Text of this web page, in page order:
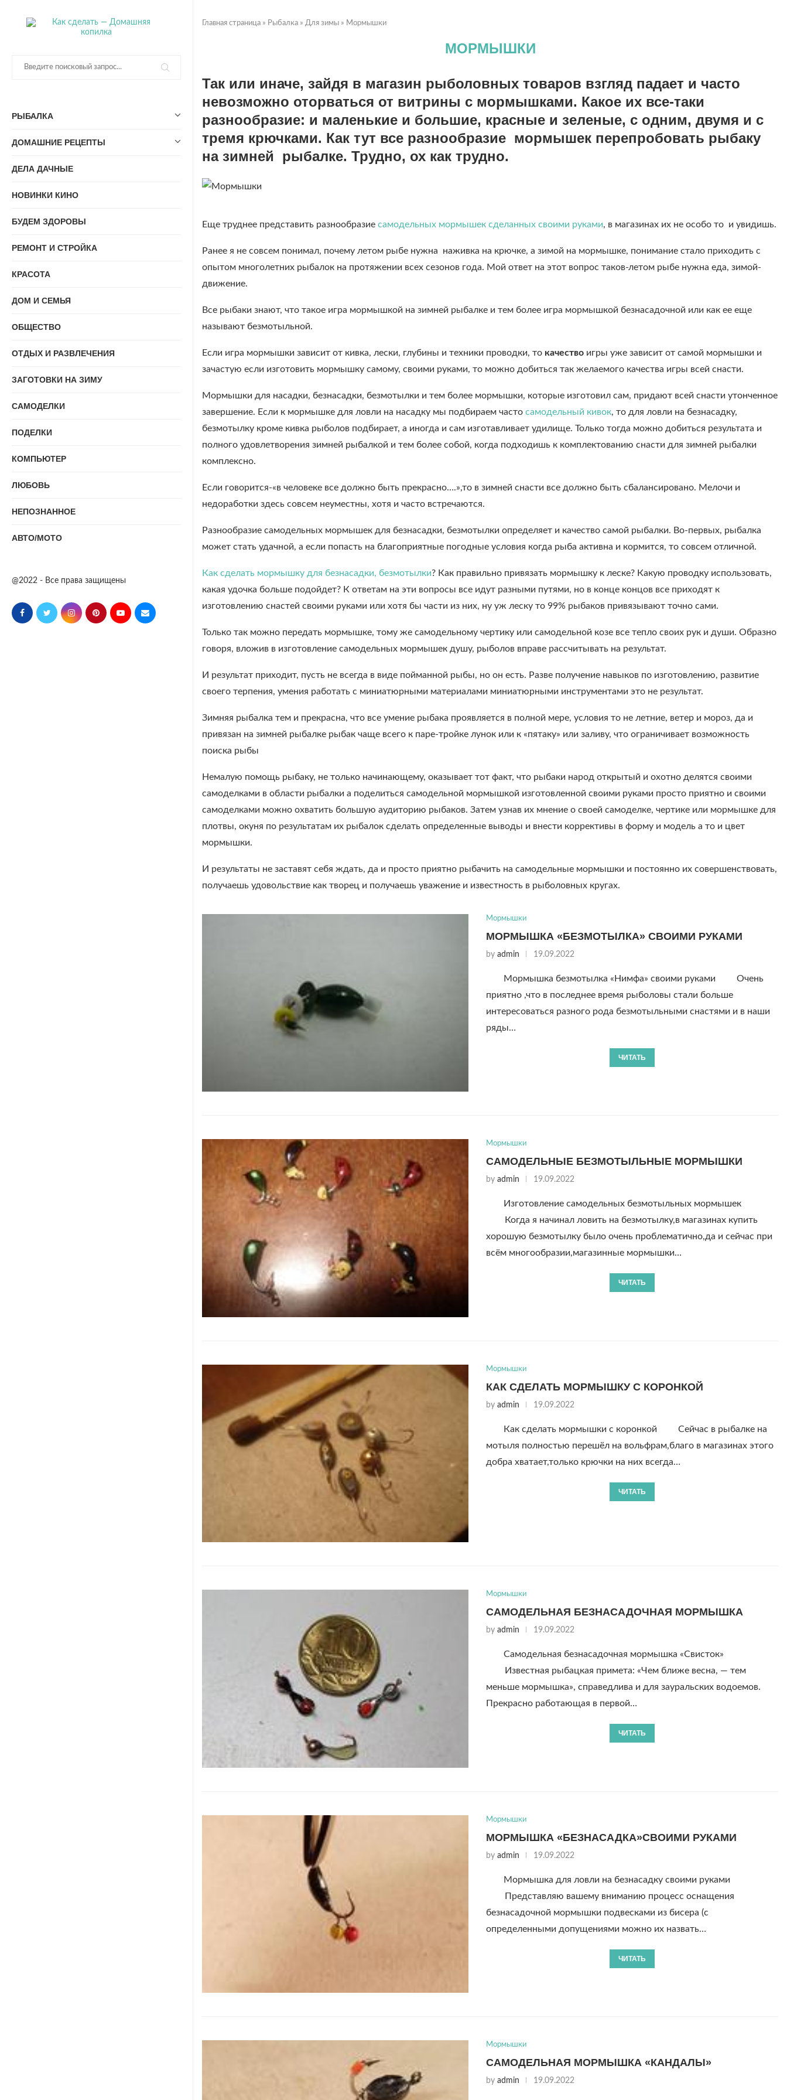
РЫБАЛКА
ДОМАШНИЕ РЕЦЕПТЫ
ДЕЛА ДАЧНЫЕ
НОВИНКИ КИНО
БУДЕМ ЗДОРОВЫ
РЕМОНТ И СТРОЙКА
КРАСОТА
ДОМ И СЕМЬЯ
ОБЩЕСТВО
ОТДЫХ И РАЗВЛЕЧЕНИЯ
ЗАГОТОВКИ НА ЗИМУ
САМОДЕЛКИ
ПОДЕЛКИ
КОМПЬЮТЕР
ЛЮБОВЬ
НЕПОЗНАННОЕ
АВТО/МОТО
@2022 - Все права защищены
Главная страница » Рыбалка » Для зимы » Мормышки
МОРМЫШКИ
Так или иначе, зайдя в магазин рыболовных товаров взгляд падает и часто
невозможно оторваться от витрины с мормышками. Какое их все-таки
разнообразие: и маленькие и большие, красные и зеленые, с одним, двумя и с
тремя крючками. Как тут все разнообразие мормышек перепробовать рыбаку
на зимней рыбалке. Трудно, ох как трудно.
Еще труднее представить разнообразие самодельных мормышек сделанных своими руками, в магазинах их не особо то и увидишь.
Ранее я не совсем понимал, почему летом рыбе нужна наживка на крючке, а зимой на мормышке, понимание стало приходить с
опытом многолетних рыбалок на протяжении всех сезонов года. Мой ответ на этот вопрос таков-летом рыбе нужна еда, зимой-
движение.
Все рыбаки знают, что такое игра мормышкой на зимней рыбалке и тем более игра мормышкой безнасадочной или как ее еще
называют безмотыльной.
Если игра мормышки зависит от кивка, лески, глубины и техники проводки, то качество игры уже зависит от самой мормышки и
зачастую если изготовить мормышку самому, своими руками, то можно добиться так желаемого качества игры всей снасти.
Мормышки для насадки, безнасадки, безмотылки и тем более мормышки, которые изготовил сам, придают всей снасти утонченное
завершение. Если к мормышке для ловли на насадку мы подбираем часто самодельный кивок, то для ловли на безнасадку,
безмотылку кроме кивка рыболов подбирает, а иногда и сам изготавливает удилище. Только тогда можно добиться результата и
полного удовлетворения зимней рыбалкой и тем более собой, когда подходишь к комплектованию снасти для зимней рыбалки
комплексно.
Если говорится-«в человеке все должно быть прекрасно….»,то в зимней снасти все должно быть сбалансировано. Мелочи и
недоработки здесь совсем неуместны, хотя и часто встречаются.
Разнообразие самодельных мормышек для безнасадки, безмотылки определяет и качество самой рыбалки. Во-первых, рыбалка
может стать удачной, а если попасть на благоприятные погодные условия когда рыба активна и кормится, то совсем отличной.
Как сделать мормышку для безнасадки, безмотылки? Как правильно привязать мормышку к леске? Какую проводку использовать,
какая удочка больше подойдет? К ответам на эти вопросы все идут разными путями, но в конце концов все приходят к
изготовлению снастей своими руками или хотя бы части из них, ну уж леску то 99% рыбаков привязывают точно сами.
Только так можно передать мормышке, тому же самодельному чертику или самодельной козе все тепло своих рук и души. Образно
говоря, вложив в изготовление самодельных мормышек душу, рыболов вправе рассчитывать на результат.
И результат приходит, пусть не всегда в виде пойманной рыбы, но он есть. Разве получение навыков по изготовлению, развитие
своего терпения, умения работать с миниатюрными материалами миниатюрными инструментами это не результат.
Зимняя рыбалка тем и прекрасна, что все умение рыбака проявляется в полной мере, условия то не летние, ветер и мороз, да и
привязан на зимней рыбалке рыбак чаще всего к паре-тройке лунок или к «пятаку» или заливу, что ограничивает возможность
поиска рыбы
Немалую помощь рыбаку, не только начинающему, оказывает тот факт, что рыбаки народ открытый и охотно делятся своими
самоделками в области рыбалки а поделиться самодельной мормышкой изготовленной своими руками просто приятно и своими
самоделками можно охватить большую аудиторию рыбаков. Затем узнав их мнение о своей самоделке, чертике или мормышке для
плотвы, окуня по результатам их рыбалок сделать определенные выводы и внести коррективы в форму и модель а то и цвет
мормышки.
И результаты не заставят себя ждать, да и просто приятно рыбачить на самодельные мормышки и постоянно их совершенствовать,
получаешь удовольствие как творец и получаешь уважение и известность в рыболовных кругах.
Мормышки
МОРМЫШКА «БЕЗМОТЫЛКА» СВОИМИ РУКАМИ
byadmin 19.09.2022
Мормышка безмотылка «Нимфа» своими руками Очень
приятно ,что в последнее время рыболовы стали больше
интересоваться разного рода безмотыльными снастями и в наши
ряды…
ЧИТАТЬ
Мормышки
САМОДЕЛЬНЫЕ БЕЗМОТЫЛЬНЫЕ МОРМЫШКИ
byadmin 19.09.2022
Изготовление самодельных безмотыльных мормышек
Когда я начинал ловить на безмотылку,в магазинах купить
хорошую безмотылку было очень проблематично,да и сейчас при
всём многообразии,магазинные мормышки…
ЧИТАТЬ
Мормышки
КАК СДЕЛАТЬ МОРМЫШКУ С КОРОНКОЙ
byadmin 19.09.2022
Как сделать мормышки с коронкой Сейчас в рыбалке на
мотыля полностью перешёл на вольфрам,благо в магазинах этого
добра хватает,только крючки на них всегда…
ЧИТАТЬ
Мормышки
САМОДЕЛЬНАЯ БЕЗНАСАДОЧНАЯ МОРМЫШКА
byadmin 19.09.2022
Самодельная безнасадочная мормышка «Свисток»
Известная рыбацкая примета: «Чем ближе весна, — тем
меньше мормышка», справедлива и для зауральских водоемов.
Прекрасно работающая в первой…
ЧИТАТЬ
Мормышки
МОРМЫШКА «БЕЗНАСАДКА»СВОИМИ РУКАМИ
byadmin 19.09.2022
Мормышка для ловли на безнасадку своими руками
Представляю вашему вниманию процесс оснащения
безнасадочной мормышки подвесками из бисера (с
определенными допущениями можно их назвать…
ЧИТАТЬ
Мормышки
САМОДЕЛЬНАЯ МОРМЫШКА «КАНДАЛЫ»
byadmin 19.09.2022